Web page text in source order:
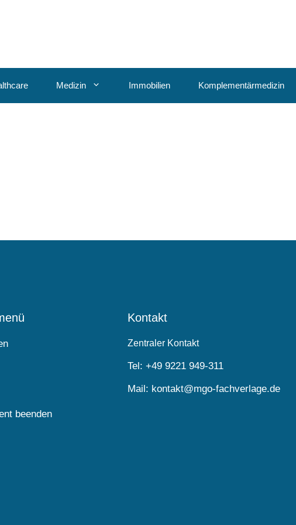
Medizin Immobilien Komplementärmedizin
beenden
Kontakt
Zentraler Kontakt
Tel: +49 9221 949-311
Mail: kontakt@mgo-fachverlage.de